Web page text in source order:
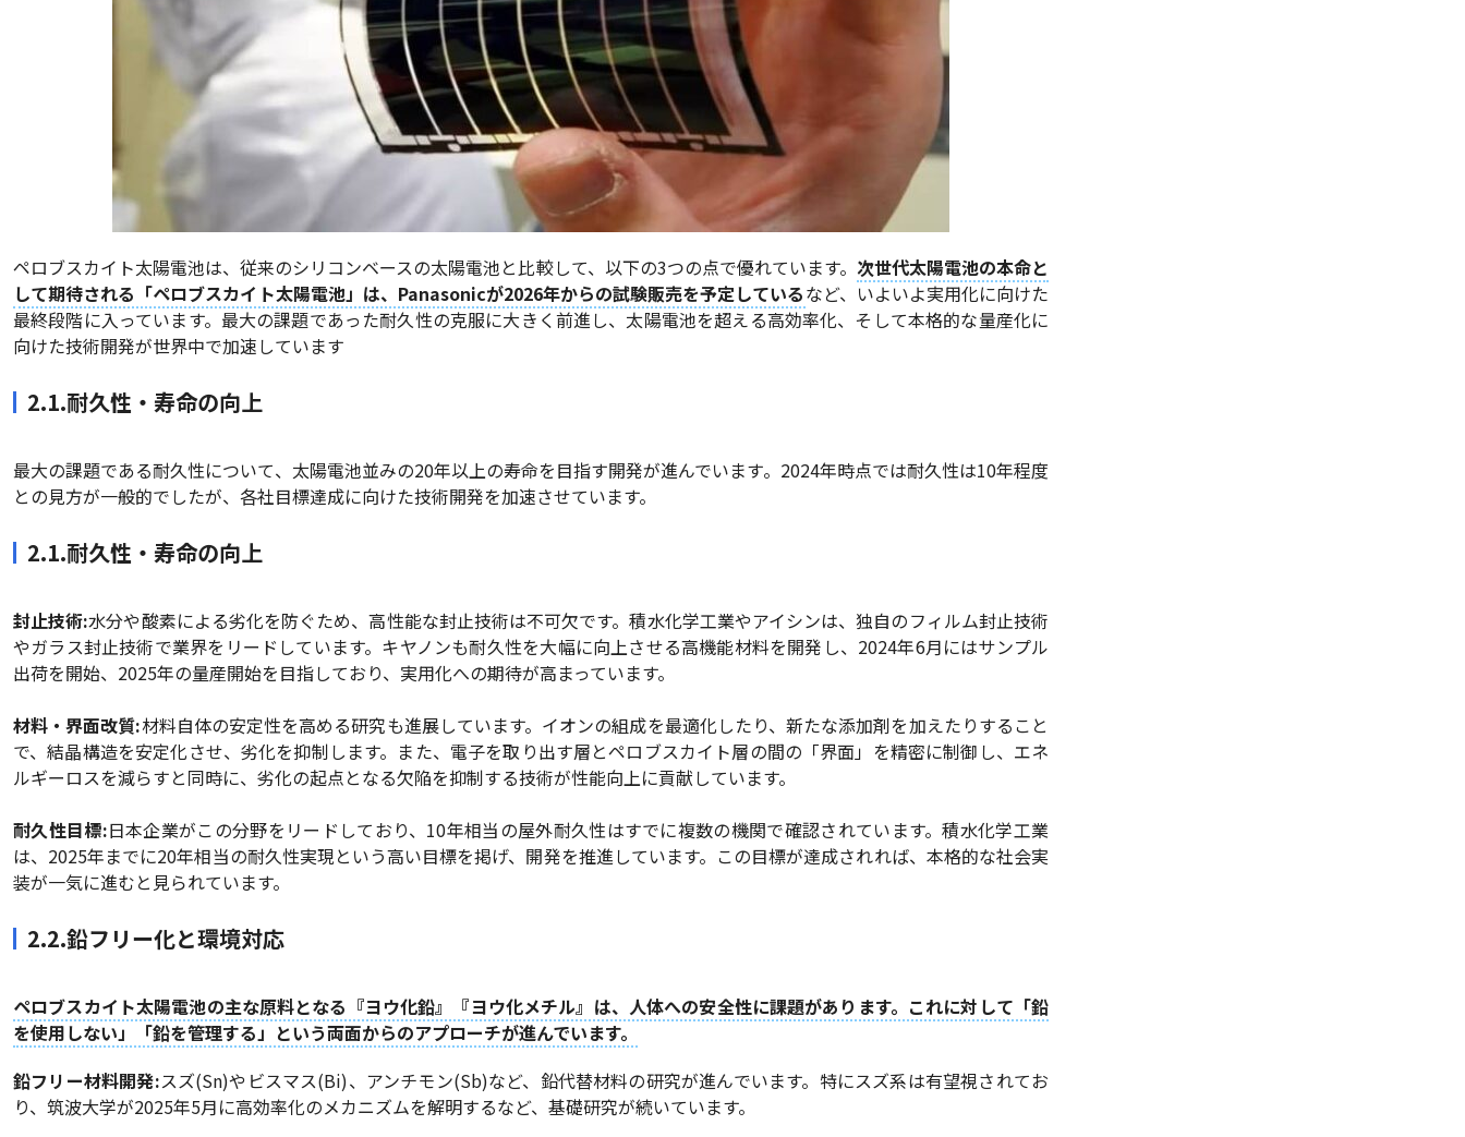
ペロブスカイト太陽電池は、従来のシリコンベースの太陽電池と比較して、以下の3つの点で優れています。 次世代太陽電池の本命と
して期待される「ペロブスカイト太陽電池」は、Panasonicが2026年からの試験販売を予定しているなど、いよいよ実用化に向けた
最終段階に入っています。最大の課題であった耐久性の克服に大きく前進し、太陽電池を超える高効率化、そして本格的な量産化に
向けた技術開発が世界中で加速しています
2.1.耐久性・寿命の向上
最大の課題である耐久性について、太陽電池並みの20年以上の寿命を目指す開発が進んでいます。2024年時点では耐久性は10年程度
との見方が一般的でしたが、各社目標達成に向けた技術開発を加速させています。
2.1.耐久性・寿命の向上
封止技術:水分や酸素による劣化を防ぐため、高性能な封止技術は不可欠です。積水化学工業やアイシンは、独自のフィルム封止技術
やガラス封止技術で業界をリードしています。キヤノンも耐久性を大幅に向上させる高機能材料を開発し、2024年6月にはサンプル
出荷を開始、2025年の量産開始を目指しており、実用化への期待が高まっています。
材料・界面改質:材料自体の安定性を高める研究も進展しています。イオンの組成を最適化したり、新たな添加剤を加えたりすること
で、結晶構造を安定化させ、劣化を抑制します。また、電子を取り出す層とペロブスカイト層の間の「界面」を精密に制御し、エネ
ルギーロスを減らすと同時に、劣化の起点となる欠陥を抑制する技術が性能向上に貢献しています。
耐久性目標:日本企業がこの分野をリードしており、10年相当の屋外耐久性はすでに複数の機関で確認されています。積水化学工業
は、2025年までに20年相当の耐久性実現という高い目標を掲げ、開発を推進しています。この目標が達成されれば、本格的な社会実
装が一気に進むと見られています。
2.2.鉛フリー化と環境対応
ペロブスカイト太陽電池の主な原料となる『ヨウ化鉛』『ヨウ化メチル』は、人体への安全性に課題があります。これに対して「鉛
を使用しない」「鉛を管理する」という両面からのアプローチが進んでいます。
鉛フリー材料開発:スズ(Sn)やビスマス(Bi)、アンチモン(Sb)など、鉛代替材料の研究が進んでいます。特にスズ系は有望視されてお
り、筑波大学が2025年5月に高効率化のメカニズムを解明するなど、基礎研究が続いています。